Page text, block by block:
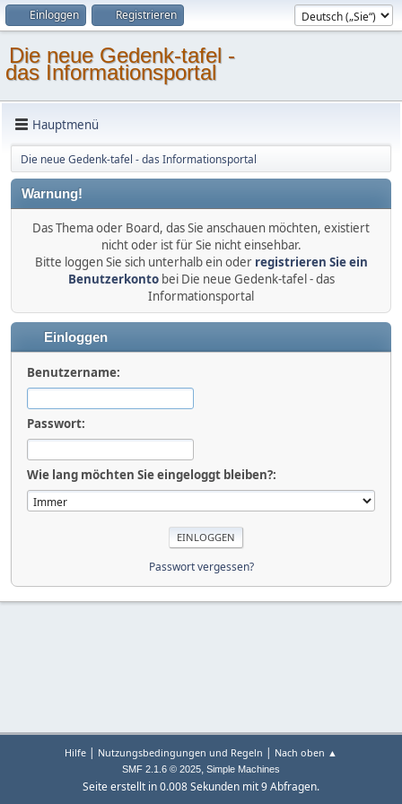
Einloggen Registrieren
Die neue Gedenk-tafel -
das Informationsportal
Hauptmenü
Die neue Gedenk-tafel - das Informationsportal
Warnung!
Das Thema oder Board, das Sie anschauen möchten, existiert
nicht oder ist für Sie nicht einsehbar.
Bitte loggen Sie sich unterhalb ein oder registrieren Sie ein
Benutzerkontobei Die neue Gedenk-tafel - das
Informationsportal
Einloggen
Benutzername:
Passwort:
Wie lang möchten Sie eingeloggt bleiben?:
Passwort vergessen?
Hilfe | Nutzungsbedingungen und Regeln | Nach oben ▲
SMF 2.1.6 © 2025, Simple Machines
Seite erstellt in 0.008 Sekunden mit 9 Abfragen.